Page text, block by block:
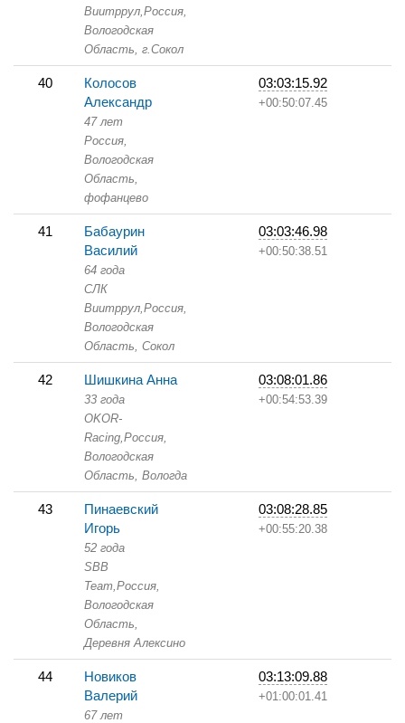
Виитррул,Россия,
Вологодская
Область, г.Сокол
40
Колосов
Александр
47 лет
Россия,
Вологодская
Область,
фофанцево
03:03:15.92
+00:50:07.45
41
Бабаурин
Василий
64 года
СЛК
Виитррул,Россия,
Вологодская
Область, Сокол
03:03:46.98
+00:50:38.51
42 Шишкина Анна
33 года
OKOR-
Racing,Россия,
Вологодская
Область, Вологда
03:08:01.86
+00:54:53.39
43
Пинаевский
Игорь
52 года
SBB
Team,Россия,
Вологодская
Область,
Деревня Алексино
03:08:28.85
+00:55:20.38
44
Новиков
Валерий
67 лет
03:13:09.88
+01:00:01.41